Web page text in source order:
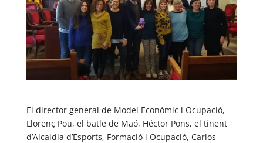
El director general de Model Econòmic i Ocupació,
Llorenç Pou, el batle de Maó, Héctor Pons, el tinent
d’Alcaldia d’Esports, Formació i Ocupació, Carlos